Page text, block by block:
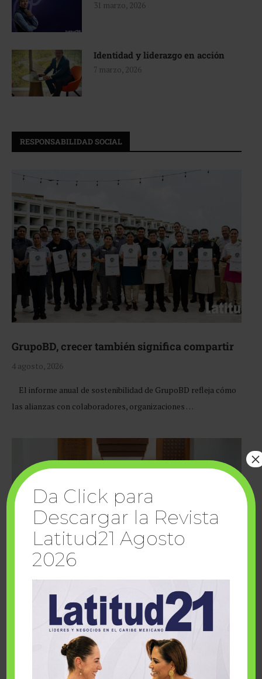
31 marzo, 2026
Identidad y liderazgo en acción
7 marzo, 2026
RESPONSABILIDAD SOCIAL
GrupoBD, crecer también significa compartir
4 agosto, 2026
El informe anual de sostenibilidad de GrupoBD refleja cómo
las alianzas con colaboradores, organizaciones …
Cuando la solidaridad inspira; cumplen
sueños Fairmont Mayakoba y Make-A-Wish
Da Click para
Descargar la Revista
Latitud21 Agosto
2026
×